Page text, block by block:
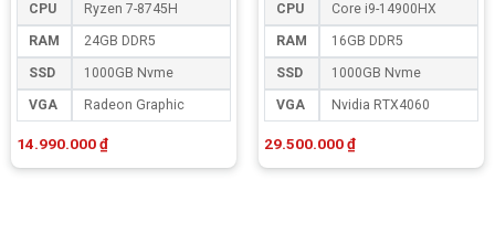
CPU Ryzen 7-8745H
RAM 24GB DDR5
SSD 1000GB Nvme
VGA Radeon Graphic
14.990.000₫
CPU Core i9-14900HX
RAM 16GB DDR5
SSD 1000GB Nvme
VGA Nvidia RTX4060
29.500.000₫